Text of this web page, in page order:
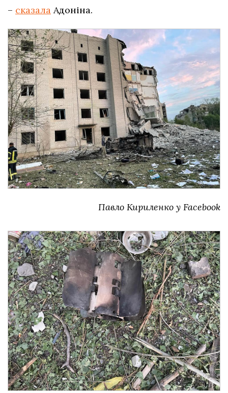
– сказала Адоніна.
Павло Кириленко у Facebook